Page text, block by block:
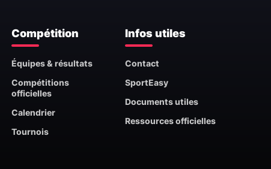
Compétition
Équipes & résultats
Compétitions
officielles
Calendrier
Tournois
Infos utiles
Contact
SportEasy
Documents utiles
Ressources officielles